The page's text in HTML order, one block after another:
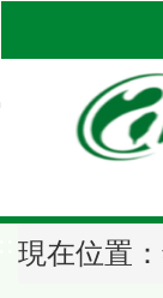
到
區
塊
現在位置：